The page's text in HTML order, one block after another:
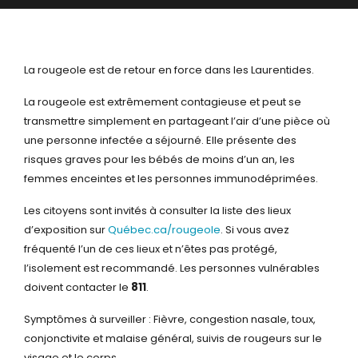
La rougeole est de retour en force dans les Laurentides.
La rougeole est extrêmement contagieuse et peut se
transmettre simplement en partageant l’air d’une pièce où
une personne infectée a séjourné. Elle présente des
risques graves pour les bébés de moins d’un an, les
femmes enceintes et les personnes immunodéprimées.
Les citoyens sont invités à consulter la liste des lieux
d’exposition surQuébec.ca/rougeole. Si vous avez
fréquenté l’un de ces lieux et n’êtes pas protégé,
l’isolement est recommandé. Les personnes vulnérables
doivent contacter le 811.
Symptômes à surveiller : Fièvre, congestion nasale, toux,
conjonctivite et malaise général, suivis de rougeurs sur le